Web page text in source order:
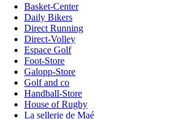
Basket-Center
Daily Bikers
Direct Running
Direct-Volley
Espace Golf
Foot-Store
Galopp-Store
Golf and co
Handball-Store
House of Rugby
La sellerie de Maé